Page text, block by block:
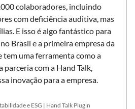
colaboradores, incluindo
com deficiência auditiva, mas
E isso é algo fantástico para
Brasil e a primeira empresa da
tem uma ferramenta como a
parceria com a Hand Talk,
inovação para a empresa.
e ESG | Hand Talk Plugin